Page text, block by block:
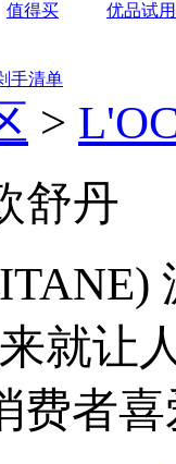
值得买
优品试用
手清单
>
舒丹
就让
费者